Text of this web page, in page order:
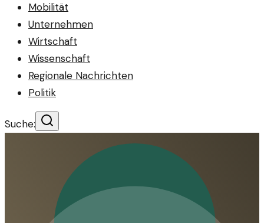
Mobilität
Unternehmen
Wirtschaft
Wissenschaft
Regionale Nachrichten
Politik
Suche: